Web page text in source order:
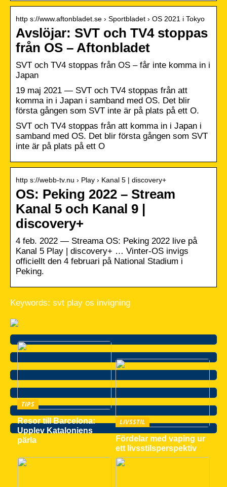
http s://www.aftonbladet.se › Sportbladet › OS 2021 i Tokyo
Avslöjar: SVT och TV4 stoppas
från OS – Aftonbladet
SVT och TV4 stoppas från OS – får inte komma in i
Japan
19 maj 2021 — SVT och TV4 stoppas från att
komma in i Japan i samband med OS. Det blir
första gången som SVT inte är på plats på ett O.
SVT och TV4 stoppas från att komma in i Japan i
samband med OS. Det blir första gången som SVT
inte är på plats på ett O
http s://webb-tv.nu › Play › Kanal 5 | discovery+
OS: Peking 2022 – Stream
Kanal 5 och Kanal 9 |
discovery+
4 feb. 2022 — Streama OS: Peking 2022 live på
Kanal 5 Play | discovery+ … Vinter-OS invigs
officiellt den 4 februari på National Stadium i
Peking.
Keywords: svt play os invigning
TIPS
Resor till Barcelona:
Upplev Kataloniens
pärla
LIVSSTIL
Fördelar med vaping ur
ett livsstilsperspektiv